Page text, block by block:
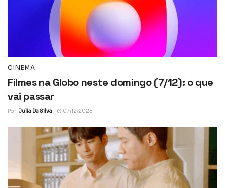
CINEMA
Filmes na Globo neste domingo (7/12): o que
vai passar
Por Julia Da Silva 07/12/2025